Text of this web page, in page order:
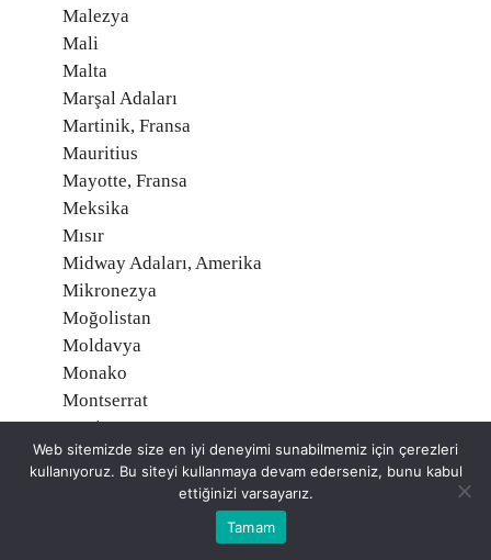
Malezya
Mali
Malta
Marşal Adaları
Martinik, Fransa
Mauritius
Mayotte, Fransa
Meksika
Mısır
Midway Adaları, Amerika
Mikronezya
Moğolistan
Moldavya
Monako
Montserrat
Moritanya
Mozambik
Namibia
Web sitemizde size en iyi deneyimi sunabilmemiz için çerezleri
kullanıyoruz. Bu siteyi kullanmaya devam ederseniz, bunu kabul
ettiğinizi varsayarız.
Tamam